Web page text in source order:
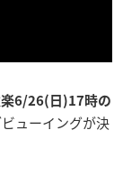
6/26(日)17時の
ューイングが決